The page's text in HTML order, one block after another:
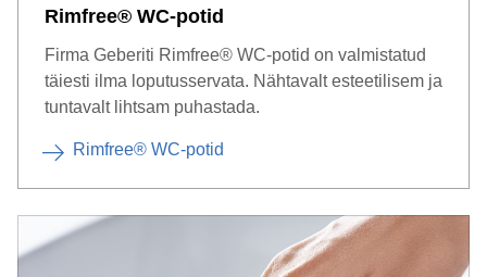
Rimfree® WC-potid
Firma Geberiti Rimfree® WC-potid on valmistatud
täiesti ilma loputusservata. Nähtavalt esteetilisem ja
tuntavalt lihtsam puhastada.
Rimfree® WC-potid